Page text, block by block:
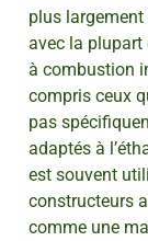
plus
avec la plupart
à combustion
compris ceux
pas
adaptés à
est souvent
constructeurs
comme une